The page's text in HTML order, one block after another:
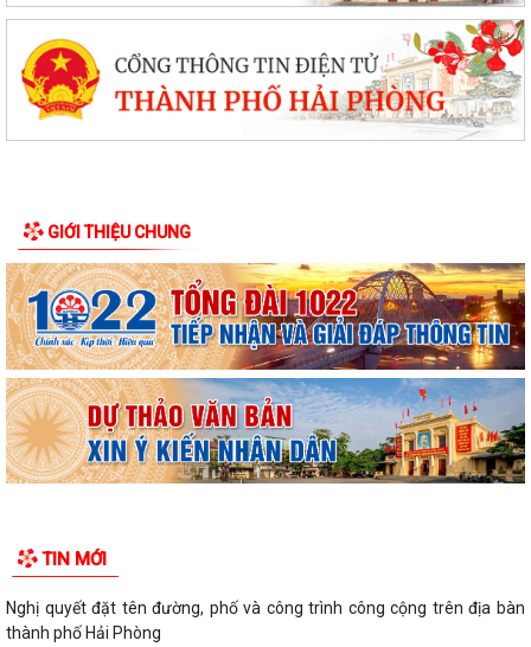
GIỚI THIỆU CHUNG
TIN MỚI
Nghị quyết đặt tên đường, phố và công trình công cộng trên địa bàn
thành phố Hải Phòng